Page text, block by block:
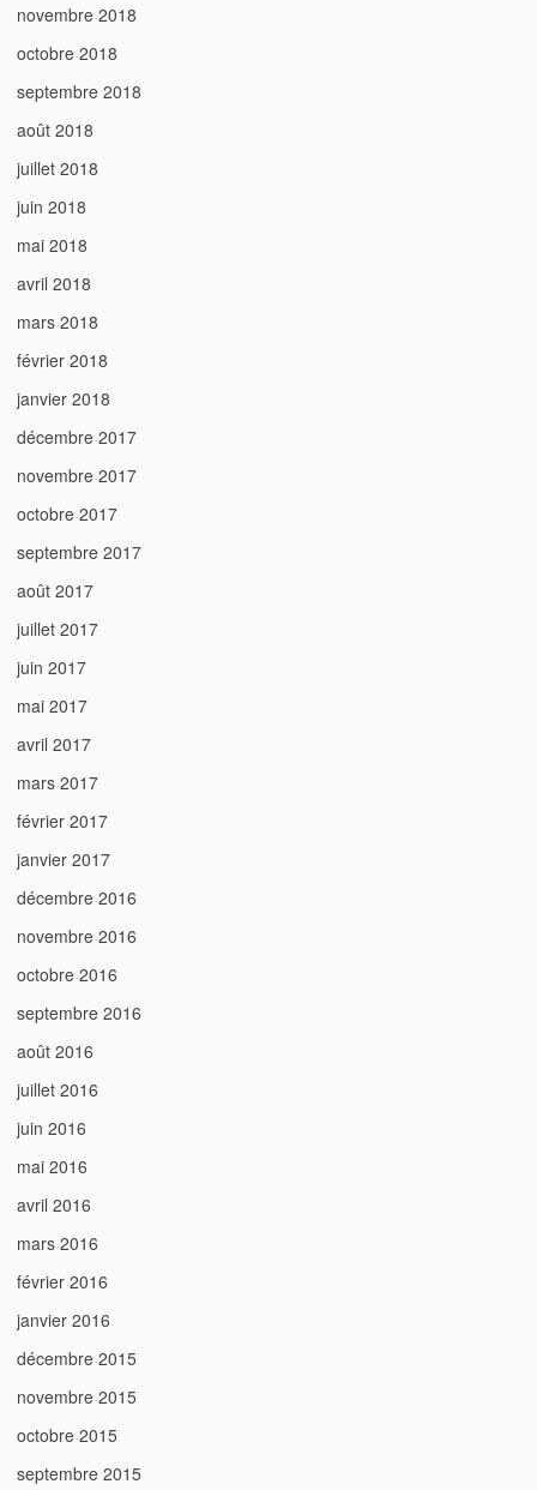
novembre 2018
octobre 2018
septembre 2018
août 2018
juillet 2018
juin 2018
mai 2018
avril 2018
mars 2018
février 2018
janvier 2018
décembre 2017
novembre 2017
octobre 2017
septembre 2017
août 2017
juillet 2017
juin 2017
mai 2017
avril 2017
mars 2017
février 2017
janvier 2017
décembre 2016
novembre 2016
octobre 2016
septembre 2016
août 2016
juillet 2016
juin 2016
mai 2016
avril 2016
mars 2016
février 2016
janvier 2016
décembre 2015
novembre 2015
octobre 2015
septembre 2015